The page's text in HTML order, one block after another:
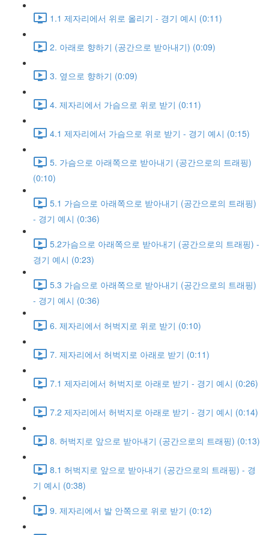
1.1 제자리에서 위로 올리기 - 경기 예시 (0:11)
2. 아래로 향하기 (공간으로 받아내기) (0:09)
3. 옆으로 향하기 (0:09)
4. 제자리에서 가슴으로 위로 받기 (0:11)
4.1 제자리에서 가슴으로 위로 받기 - 경기 예시 (0:15)
5. 가슴으로 아래쪽으로 받아내기 (공간으로의 트래핑)
(0:10)
5.1 가슴으로 아래쪽으로 받아내기 (공간으로의 트래핑)
- 경기 예시 (0:36)
5.2가슴으로 아래쪽으로 받아내기 (공간으로의 트래핑) -
경기 예시 (0:23)
5.3 가슴으로 아래쪽으로 받아내기 (공간으로의 트래핑)
- 경기 예시 (0:36)
6. 제자리에서 허벅지로 위로 받기 (0:10)
7. 제자리에서 허벅지로 아래로 받기 (0:11)
7.1 제자리에서 허벅지로 아래로 받기 - 경기 예시 (0:26)
7.2 제자리에서 허벅지로 아래로 받기 - 경기 예시 (0:14)
8. 허벅지로 앞으로 받아내기 (공간으로의 트래핑) (0:13)
8.1 허벅지로 앞으로 받아내기 (공간으로의 트래핑) - 경
기 예시 (0:38)
9. 제자리에서 발 안쪽으로 위로 받기 (0:12)